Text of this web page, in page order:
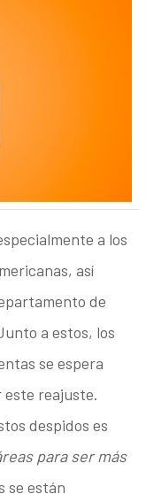
a los
así
de
a estos, los
se espera
este reajuste.
despidos es
para ser más
se están